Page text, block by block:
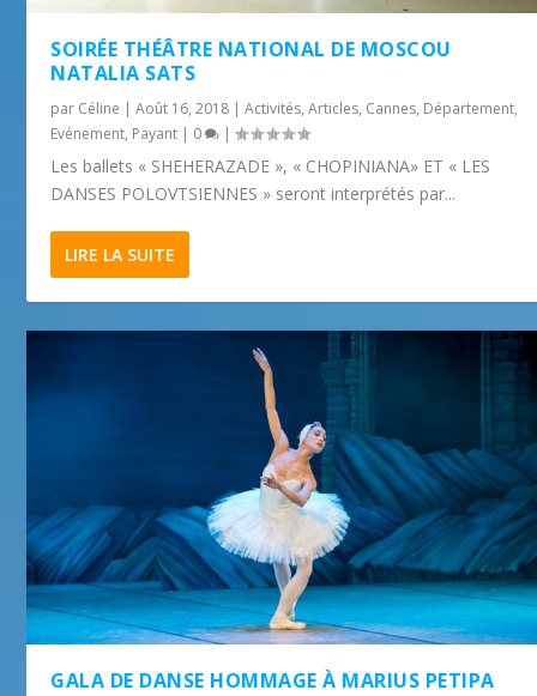
SOIRÉE THÉÂTRE NATIONAL DE MOSCOU
NATALIA SATS
par Céline |Août 16, 2018 |Activités,Articles, Cannes, Département,
Evénement, Payant | 0 |
Les ballets « SHEHERAZADE », « CHOPINIANA» ET « LES
DANSES POLOVTSIENNES » seront interprétés par...
LIRE LA SUITE
GALA DE DANSE HOMMAGE À MARIUS PETIPA